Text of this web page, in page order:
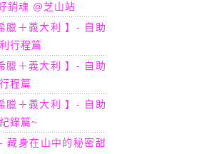
銷魂 @芝山站
臘＋義大利 】- 自助
行程篇
臘＋義大利 】- 自助
程篇
臘＋義大利 】- 自助
錄篇~
藏身在山中的秘密甜